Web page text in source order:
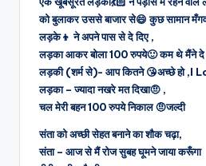
को बुलाकर उससे बाजार से😄 कुछ सामान
लड़के👦 ने अपने पास से दे दिए ,
लड़का आकर बोला 100 रुपये🙂 कम थे मैंने दे
लड़की (शर्म से)- आप कितने 😘अच्छे हो ,I
लड़का – ज्यादा नखरे मत दिखा🤨 ,
चल मेरी बहन 100 रुपये निकाल 🤨जल्दी
संता को अच्छी सेहत बनाने का शौक चढ़ा,
संता – आज से मैं रोज सुबह घूमने जाया करूँगा